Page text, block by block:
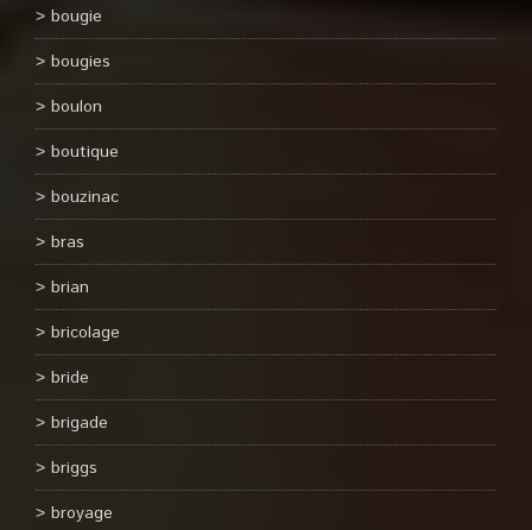
bougie
bougies
boulon
boutique
bouzinac
bras
brian
bricolage
bride
brigade
briggs
broyage